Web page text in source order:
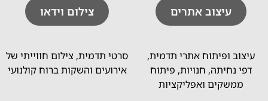
צילום וידאו
סרטי תדמית, צילום חווייתי של
אירועים והשקות ברוח קולנועי
עיצוב אתרים
עיצוב ופיתוח אתרי תדמית,
דפי נחיתה, חנויות, פיתוח
ממשקים ואפליקציות